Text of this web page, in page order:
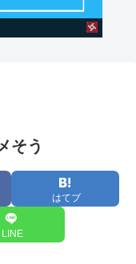
そう
はてブ
LINE